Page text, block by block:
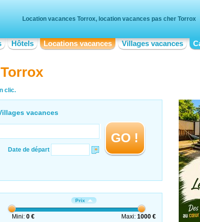
Location vacances Torrox, location vacances pas cher Torrox
Hôtels Locations vacances Villages vacances
clic.
vacances
Date de départ
GO !
Prix
Mini: 0 € Maxi:1000 €